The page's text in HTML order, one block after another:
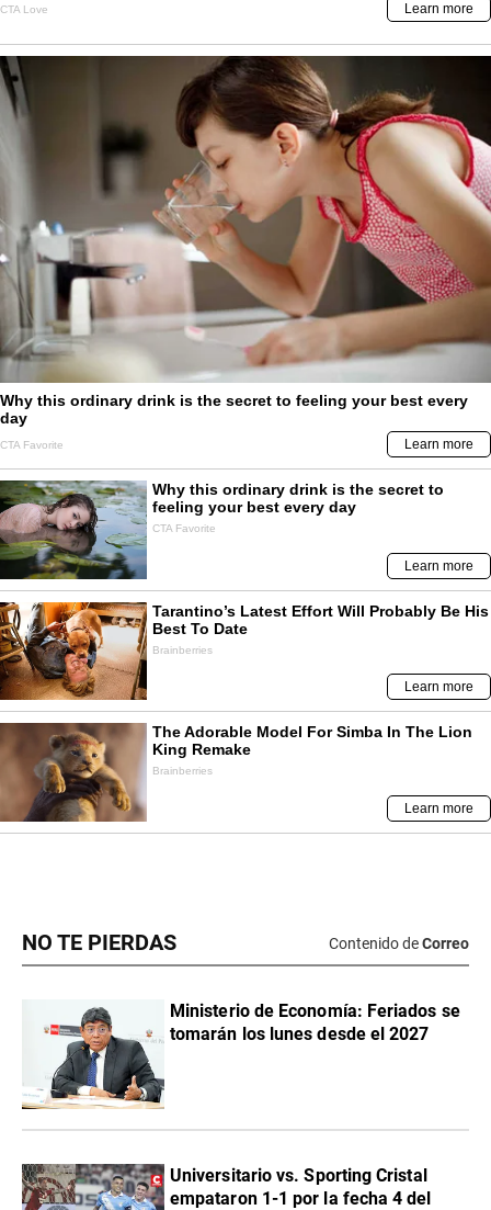
NO TE PIERDAS Contenido deCorreo
Ministerio de Economía: Feriados se
tomarán los lunes desde el 2027
Universitario vs. Sporting Cristal
empataron 1-1 por la fecha 4 del